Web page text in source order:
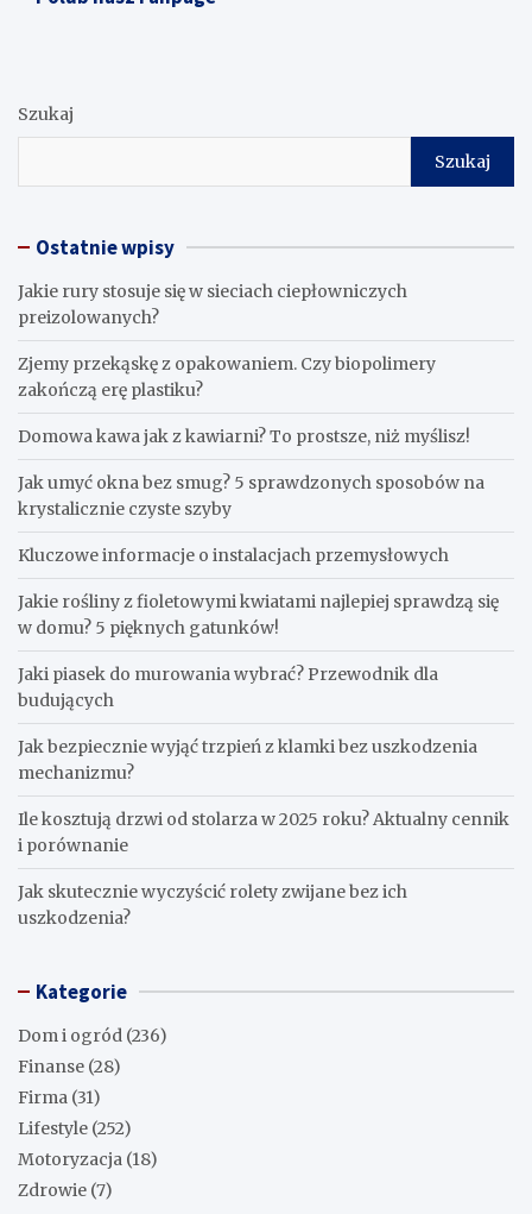
Szukaj
Szukaj
Ostatnie wpisy
Jakie rury stosuje się w sieciach ciepłowniczych
preizolowanych?
Zjemy przekąskę z opakowaniem. Czy biopolimery
zakończą erę plastiku?
​Domowa kawa jak z kawiarni? To prostsze, niż myślisz!
Jak umyć okna bez smug? 5 sprawdzonych sposobów na
krystalicznie czyste szyby
Kluczowe informacje o instalacjach przemysłowych
Jakie rośliny z fioletowymi kwiatami najlepiej sprawdzą się
w domu? 5 pięknych gatunków!
Jaki piasek do murowania wybrać? Przewodnik dla
budujących
Jak bezpiecznie wyjąć trzpień z klamki bez uszkodzenia
mechanizmu?
Ile kosztują drzwi od stolarza w 2025 roku? Aktualny cennik
i porównanie
Jak skutecznie wyczyścić rolety zwijane bez ich
uszkodzenia?
Kategorie
Dom i ogród (236)
Finanse (28)
Firma (31)
Lifestyle (252)
Motoryzacja (18)
Zdrowie (7)